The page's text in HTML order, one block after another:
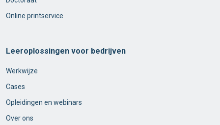
Online printservice
Leeroplossingen voor bedrijven
Werkwijze
Cases
Opleidingen en webinars
Over ons